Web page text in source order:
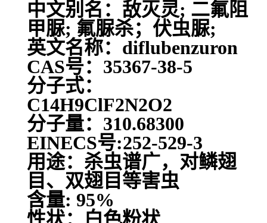
中文别名：敌灭灵; 二氟阻
甲脲; 氟脲杀；伏虫脲;
英文名称：diflubenzuron
CAS号：35367-38-5
分子式：
C14H9ClF2N2O2
分子量：310.68300
EINECS号:252-529-3
用途：杀虫谱广，对鳞翅
目、双翅目等害虫
含量: 95%